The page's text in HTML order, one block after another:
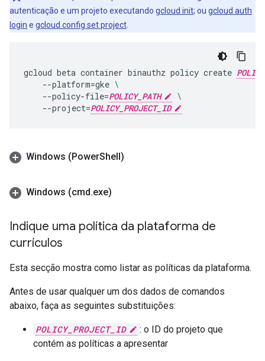
autenticação e um projeto executando gcloud init; ou gcloud auth
login e gcloud config set project
gcloud beta container binauthz policy create
--platform=gke \
--policy-file=POLICY_PATH
\
--project=POLICY_PROJECT_ID
Windows (PowerShell)
Windows (cmd.exe)
Indique uma política da plataforma de
currículos
Esta secção mostra como listar as políticas da plataforma.
Antes de usar qualquer um dos dados de comandos
abaixo, faça as seguintes substituições:
POLICY_PROJECT_ID
: o ID do projeto que
contém as políticas a apresentar